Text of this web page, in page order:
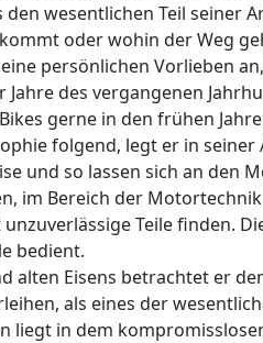
wesentlichen Teil seiner
oder wohin der Weg
persönlichen Vorlieben
Jahre des vergangenen
gerne in den frühen
folgend, legt er in
und so lassen sich an den
im Bereich der
Teile finden.
bedient.
alten Eisens betrachtet er
als eines der
liegt in dem